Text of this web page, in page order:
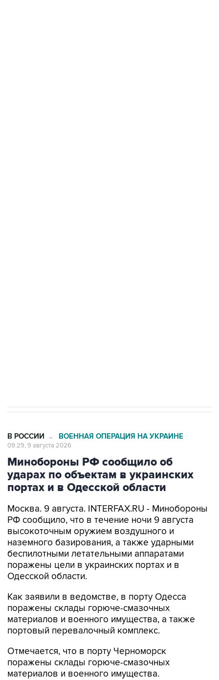
В РОССИИ → ВОЕННАЯ ОПЕРАЦИЯ НА УКРАИНЕ
09:29, 9 августа 2026
Минобороны РФ сообщило об
ударах по объектам в украинских
портах и в Одесской области
Москва. 9 августа. INTERFAX.RU - Минобороны
РФ сообщило, что в течение ночи 9 августа
высокоточным оружием воздушного и
наземного базирования, а также ударными
беспилотными летательными аппаратами
поражены цели в украинских портах и в
Одесской области.
Как заявили в ведомстве, в порту Одесса
поражены склады горюче-смазочных
материалов и военного имущества, а также
портовый перевалочный комплекс.
Отмечается, что в порту Черноморск
поражены склады горюче-смазочных
материалов и военного имущества.